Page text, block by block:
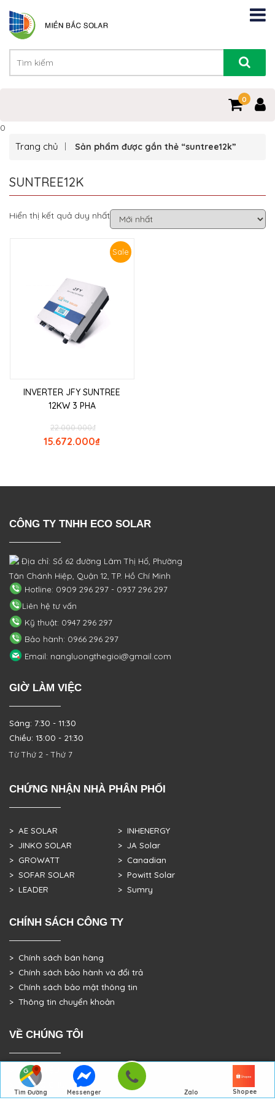
0
Tìm Đường
Messenger
Zalo Shopee
0
Trang chủ Sản phẩm được gắn thẻ “suntree12k”
SUNTREE12K
Hiển thị kết quả duy nhất
Sale
INVERTER JFY SUNTREE
12KW 3 PHA
₫
22.000.000
₫
15.672.000
CÔNG TY TNHH ECO SOLAR
Địa chỉ: Số 62 đường Lâm Thị Hố, Phường
Tân Chánh Hiệp, Quận 12, TP. Hồ Chí Minh
Hotline: 0909 296 297 - 0937 296 297
Liên hệ tư vấn
Kỹ thuật: 0947 296 297
Bảo hành: 0966 296 297
Email: nangluongthegioi@gmail.com
GIỜ LÀM VIỆC
Sáng: 7:30 - 11:30
Chiều: 13:00 - 21:30
Từ Thứ 2 - Thứ 7
CHỨNG NHẬN NHÀ PHÂN PHỐI
> AE SOLAR
> JINKO SOLAR
> GROWATT
> SOFAR SOLAR
> LEADER
> INHENERGY
> JA Solar
> Canadian
> Powitt Solar
> Sumry
CHÍNH SÁCH CÔNG TY
> Chính sách bán hàng
> Chính sách bảo hành và đổi trả
> Chính sách bảo mật thông tin
> Thông tin chuyển khoản
VỀ CHÚNG TÔI
> GIỚI THIỆU
> TRANG CHỦ